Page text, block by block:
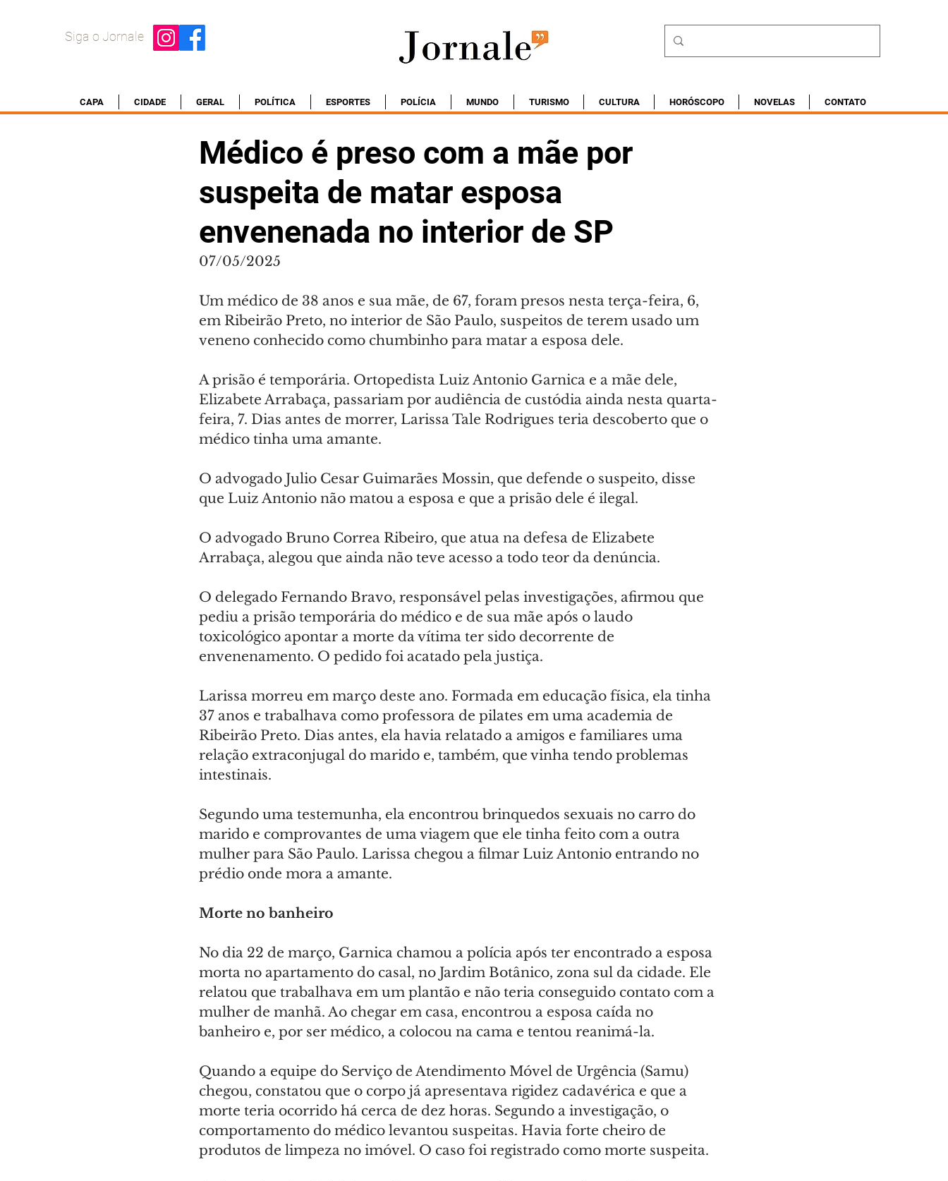
Siga o Jornale
CAPA CIDADE GERAL POLÍTICA ESPORTES POLÍCIA MUNDO TURISMO CULTURA HORÓSCOPO NOVELAS CONTATO
Médico é preso com a mãe por
suspeita de matar esposa
envenenada no interior de SP
07/05/2025
Um médico de 38 anos e sua mãe, de 67, foram presos nesta terça-feira, 6,
em Ribeirão Preto, no interior de São Paulo, suspeitos de terem usado um
veneno conhecido como chumbinho para matar a esposa dele.
A prisão é temporária. Ortopedista Luiz Antonio Garnica e a mãe dele,
Elizabete Arrabaça, passariam por audiência de custódia ainda nesta quarta-
feira, 7. Dias antes de morrer, Larissa Tale Rodrigues teria descoberto que o
médico tinha uma amante.
O advogado Julio Cesar Guimarães Mossin, que defende o suspeito, disse
que Luiz Antonio não matou a esposa e que a prisão dele é ilegal.
O advogado Bruno Correa Ribeiro, que atua na defesa de Elizabete
Arrabaça, alegou que ainda não teve acesso a todo teor da denúncia.
O delegado Fernando Bravo, responsável pelas investigações, afirmou que
pediu a prisão temporária do médico e de sua mãe após o laudo
toxicológico apontar a morte da vítima ter sido decorrente de
envenenamento. O pedido foi acatado pela justiça.
Larissa morreu em março deste ano. Formada em educação física, ela tinha
37 anos e trabalhava como professora de pilates em uma academia de
Ribeirão Preto. Dias antes, ela havia relatado a amigos e familiares uma
relação extraconjugal do marido e, também, que vinha tendo problemas
intestinais.
Segundo uma testemunha, ela encontrou brinquedos sexuais no carro do
marido e comprovantes de uma viagem que ele tinha feito com a outra
mulher para São Paulo. Larissa chegou a filmar Luiz Antonio entrando no
prédio onde mora a amante.
Morte no banheiro
No dia 22 de março, Garnica chamou a polícia após ter encontrado a esposa
morta no apartamento do casal, no Jardim Botânico, zona sul da cidade. Ele
relatou que trabalhava em um plantão e não teria conseguido contato com a
mulher de manhã. Ao chegar em casa, encontrou a esposa caída no
banheiro e, por ser médico, a colocou na cama e tentou reanimá-la.
Quando a equipe do Serviço de Atendimento Móvel de Urgência (Samu)
chegou, constatou que o corpo já apresentava rigidez cadavérica e que a
morte teria ocorrido há cerca de dez horas. Segundo a investigação, o
comportamento do médico levantou suspeitas. Havia forte cheiro de
produtos de limpeza no imóvel. O caso foi registrado como morte suspeita.